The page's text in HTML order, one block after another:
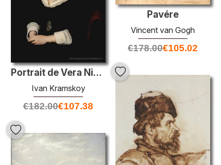
Pavére
Vincent van Gogh
€178.00€105.02
Portrait de Vera Nikolaevna Tretjakowa, né Mamontowa
Ivan Kramskoy
€182.00€107.38